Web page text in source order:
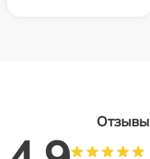
Отзывы